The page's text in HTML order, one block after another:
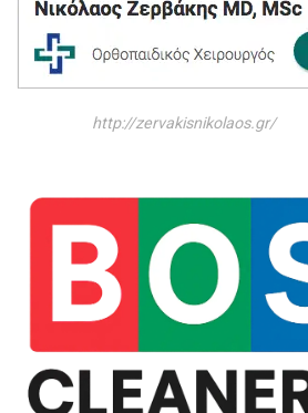
http://zervakisnikolaos.gr/